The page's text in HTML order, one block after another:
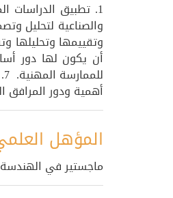
أهمية ودور المرافق
المؤهل
ماجستير في الهندسة